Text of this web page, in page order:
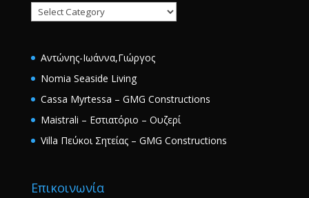
Κατηγορίες
Αντώνης-Ιωάννα,Γιώργος
Nomia Seaside Living
Cassa Myrtessa – GMG Constructions
Maistrali – Εστιατόριο – Ουζερί
Villa Πεύκοι Σητείας – GMG Constructions
Επικοινωνία